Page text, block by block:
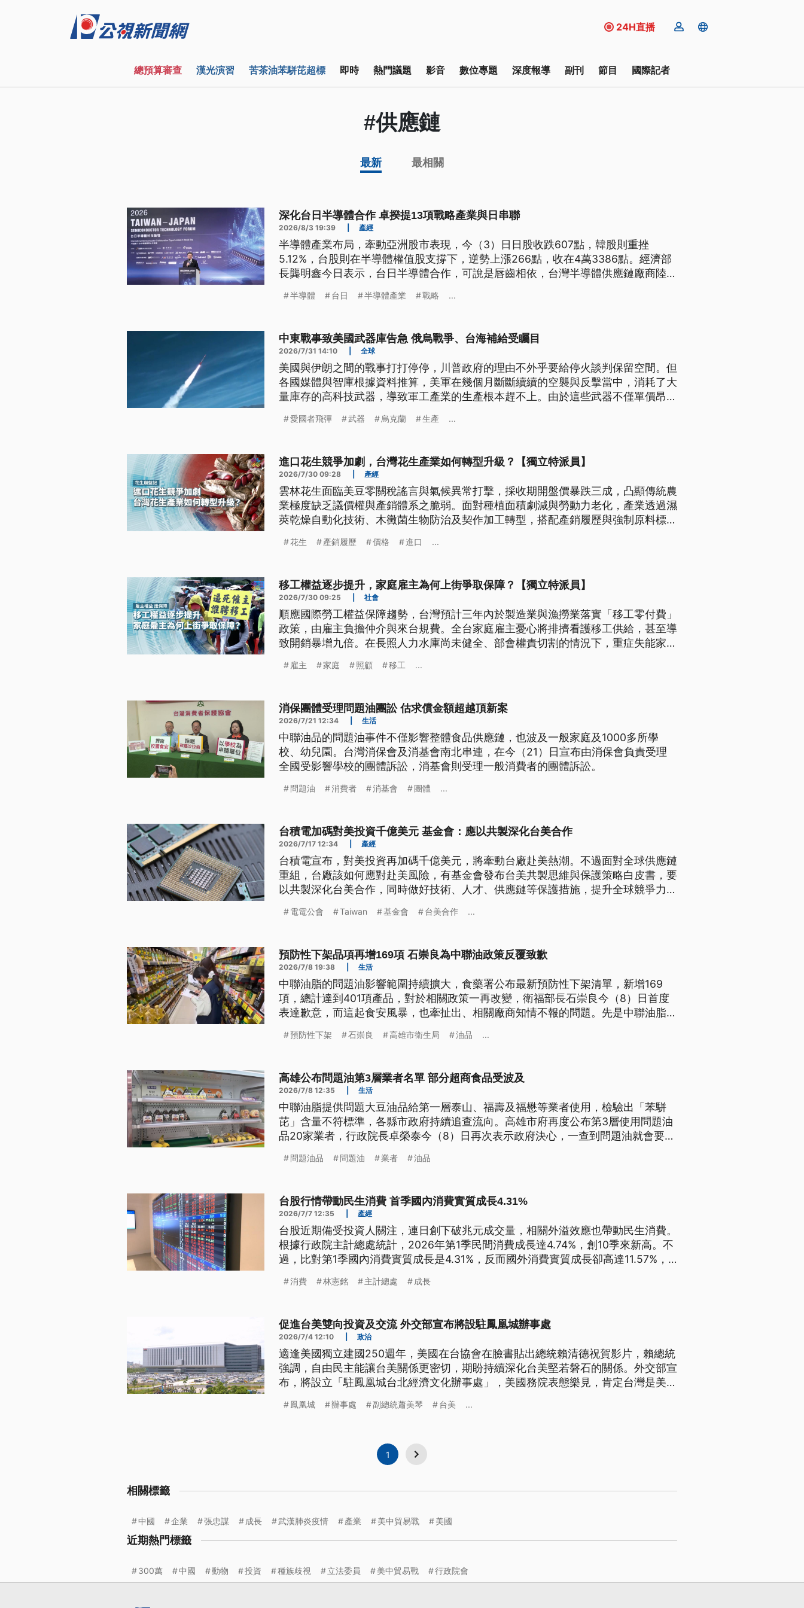
24H直播
總預算審查 漢光演習 苦茶油苯駢芘超標 即時 熱門議題 影音 數位專題 深度報導 副刊 節目 國際記者
#供應鏈
最新 最相關
深化台日半導體合作 卓揆提13項戰略產業與日串聯
2026/8/3 19:39 產經
半導體產業布局，牽動亞洲股市表現，今（3）日日股收跌607點，韓股則重挫
5.12%，台股則在半導體權值股支撐下，逆勢上漲266點，收在4萬3386點。經濟部
長龔明鑫今日表示，台日半導體合作，可說是唇齒相依，台灣半導體供應鏈廠商陸續
半導體 台日 半導體產業 戰略 ...
中東戰事致美國武器庫告急 俄烏戰爭、台海補給受矚目
2026/7/31 14:10 全球
美國與伊朗之間的戰事打打停停，川普政府的理由不外乎要給停火談判保留空間。但
各國媒體與智庫根據資料推算，美軍在幾個月斷斷續續的空襲與反擊當中，消耗了大
量庫存的高科技武器，導致軍工產業的生產根本趕不上。由於這些武器不僅單價昂
衝突的區域，能不能獲得即時的補充，成了各方關注的議題。
愛國者飛彈 武器 烏克蘭 生產 ...
進口花生競爭加劇，台灣花生產業如何轉型升級？【獨立特派員】
2026/7/30 09:28 產經
雲林花生面臨美豆零關稅謠言與氣候異常打擊，採收期開盤價暴跌三成，凸顯傳統農
業極度缺乏議價權與產銷體系之脆弱。面對種植面積劇減與勞動力老化，產業透過濕
莢乾燥自動化技術、木黴菌生物防治及契作加工轉型，搭配產銷履歷與強制原料標
花生 產銷履歷 價格 進口 ...
移工權益逐步提升，家庭雇主為何上街爭取保障？【獨立特派員】
2026/7/30 09:25 社會
順應國際勞工權益保障趨勢，台灣預計三年內於製造業與漁撈業落實「移工零付費」
政策，由雇主負擔仲介與來台規費。全台家庭雇主憂心將排擠看護移工供給，甚至導
致開銷暴增九倍。在長照人力水庫尚未健全、部會權責切割的情況下，重症失能家庭
雇主 家庭 照顧 移工 ...
消保團體受理問題油團訟 估求償金額超越頂新案
2026/7/21 12:34 生活
中聯油品的問題油事件不僅影響整體食品供應鏈，也波及一般家庭及1000多所學
校、幼兒園。台灣消保會及消基會南北串連，在今（21）日宣布由消保會負責受理
全國受影響學校的團體訴訟，消基會則受理一般消費者的團體訴訟。
問題油 消費者 消基會 團體 ...
台積電加碼對美投資千億美元 基金會：應以共製深化台美合作
2026/7/17 12:34 產經
台積電宣布，對美投資再加碼千億美元，將牽動台廠赴美熱潮。不過面對全球供應鏈
重組，台廠該如何應對赴美風險，有基金會發布台美共製思維與保護策略白皮書，要
以共製深化台美合作，同時做好技術、人才、供應鏈等保護措施，提升全球競爭力。
主要是因應區域市場需求，並非將產能全面外移。
電電公會 Taiwan 基金會 台美合作 ...
預防性下架品項再增169項 石崇良為中聯油政策反覆致歉
2026/7/8 19:38 生活
中聯油脂的問題油影響範圍持續擴大，食藥署公布最新預防性下架清單，新增169
項，總計達到401項產品，對於相關政策一再改變，衛福部長石崇良今（8）日首度
表達歉意，而這起食安風暴，也牽扯出、相關廠商知情不報的問題。先是中聯油脂在
廠商南僑首度驗出苯駢芘異常超標，6月11日由福壽通知中聯，中聯卻到6月30日才
疑，政府第一時間「蓋牌」；行政院長卓榮泰加以反駁，總統賴清德則強調，食安完
全沒有妥協空間，要求絕不寬貸。
預防性下架 石崇良 高雄市衛生局 油品 ...
高雄公布問題油第3層業者名單 部分超商食品受波及
2026/7/8 12:35 生活
中聯油脂提供問題大豆油品給第一層泰山、福壽及福懋等業者使用，檢驗出「苯駢
芘」含量不符標準，各縣市政府持續追查流向。高雄市府再度公布第3層使用問題油
品20家業者，行政院長卓榮泰今（8）日再次表示政府決心，一查到問題油就會要求
問題油品 問題油 業者 油品
台股行情帶動民生消費 首季國內消費實質成長4.31%
2026/7/7 12:35 產經
台股近期備受投資人關注，連日創下破兆元成交量，相關外溢效應也帶動民生消費。
根據行政院主計總處統計，2026年第1季民間消費成長達4.74%，創10季來新高。不
過，比對第1季國內消費實質成長是4.31%，反而國外消費實質成長卻高達11.57%，
從股市所賺到的錢，可能持續投入股市，未必用在內需市場。
消費 林憲銘 主計總處 成長
促進台美雙向投資及交流 外交部宣布將設駐鳳凰城辦事處
2026/7/4 12:10 政治
適逢美國獨立建國250週年，美國在台協會在臉書貼出總統賴清德祝賀影片，賴總統
強調，自由民主能讓台美關係更密切，期盼持續深化台美堅若磐石的關係。外交部宣
布，將設立「駐鳳凰城台北經濟文化辦事處」，美國務院表態樂見，肯定台灣是美國
鳳凰城 辦事處 副總統蕭美琴 台美 ...
1
相關標籤
中國 企業 張忠謀 成長 武漢肺炎疫情 產業 美中貿易戰 美國
近期熱門標籤
300萬 中國 動物 投資 種族歧視 立法委員 美中貿易戰 行政院會